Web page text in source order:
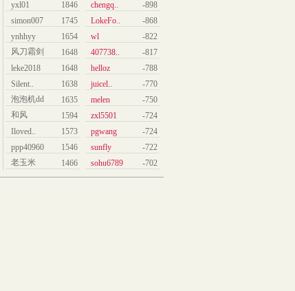
yxl01
1846
simon007
1745
ynhhyy
1654
风刀霜剑
1648
leke2018
1648
Silent..
1638
泡泡机dd
1635
和风
1594
Iloved..
1573
ppp40960
1546
老玉米
1466
chengq..
-898
LokeFo..
-868
wl
-822
407738..
-817
helloz
-788
juicel..
-770
melen
-750
zxl5501
-724
pgwang
-724
sunfly
-722
sohu6789
-702